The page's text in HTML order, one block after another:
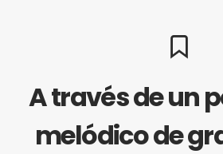
A través de un
melódico de